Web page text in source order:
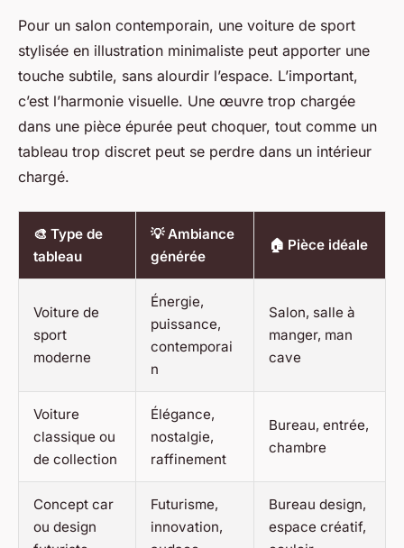
Pour un salon contemporain, une voiture de sport
stylisée en illustration minimaliste peut apporter une
touche subtile, sans alourdir l’espace. L’important,
c’est l’harmonie visuelle. Une œuvre trop chargée
dans une pièce épurée peut choquer, tout comme un
tableau trop discret peut se perdre dans un intérieur
chargé.
🎨 Type de
tableau
💡 Ambiance
générée
🏠 Pièce idéale
Voiture de
sport
moderne
Énergie,
puissance,
contemporai
n
Salon, salle à
manger, man
cave
Voiture
classique ou
de collection
Élégance,
nostalgie,
raffinement
Bureau, entrée,
chambre
Concept car
ou design
Futurisme,
innovation,
Bureau design,
espace créatif,